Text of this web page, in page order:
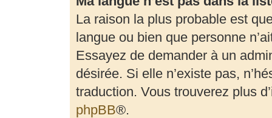
La raison la plus probable est
langue ou bien que personne
Essayez de demander à un
désirée. Si elle n’existe pas,
traduction. Vous trouverez plus
phpBB®.